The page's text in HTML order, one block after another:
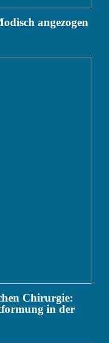
angezogen
Chirurgie:
in der